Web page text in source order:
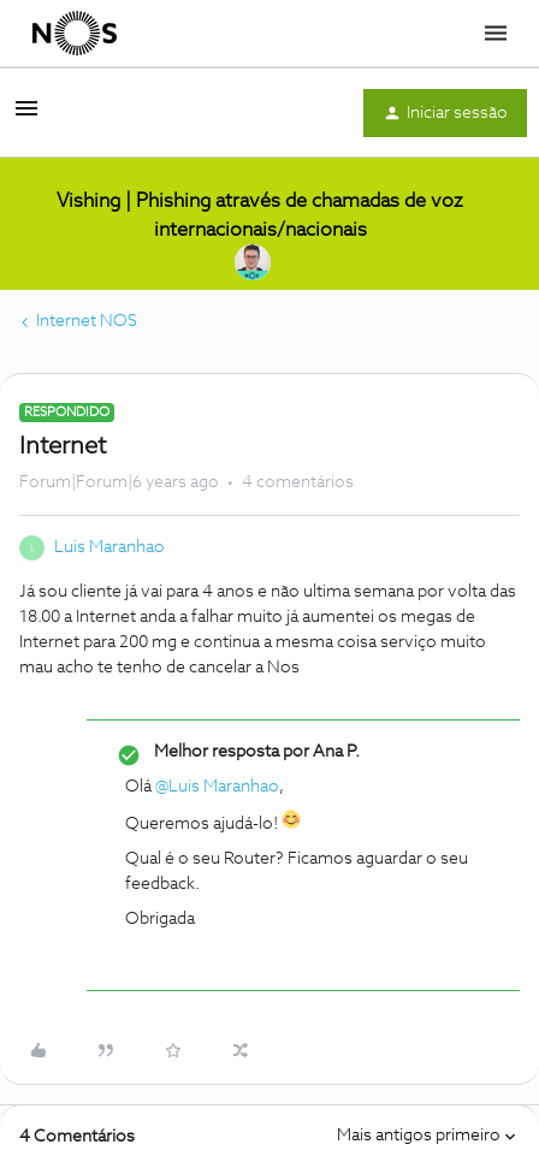
Menu
Iniciar sessão
Vishing | Phishing através de chamadas de voz
internacionais/nacionais
Internet NOS
RESPONDIDO
Internet
Forum|Forum|6 years ago 4 comentários
Luis Maranhao
Já sou cliente já vai para 4 anos e não ultima semana por volta das
18.00 a Internet anda a falhar muito já aumentei os megas de
Internet para 200 mg e continua a mesma coisa serviço muito
mau acho te tenho de cancelar a Nos
Melhor resposta porAna P.
Olá@Luis Maranhao,
Queremos ajudá-lo!
Qual é o seu Router? Ficamos aguardar o seu
feedback.
Obrigada
4 Comentários Mais antigos primeiro